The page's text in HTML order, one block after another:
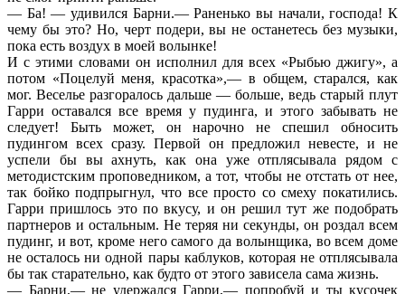
— Ба! — удивился Барни.— Раненько вы начали, господа! К
чему бы это? Но, черт подери, вы не останетесь без музыки,
пока есть воздух в моей волынке!
И с этими словами он исполнил для всех «Рыбью джигу», а
потом «Поцелуй меня, красотка»,— в общем, старался, как
мог. Веселье разгоралось дальше — больше, ведь старый плут
Гарри оставался все время у пудинга, и этого забывать не
следует! Быть может, он нарочно не спешил обносить
пудингом всех сразу. Первой он предложил невесте, и не
успели бы вы ахнуть, как она уже отплясывала рядом с
методистским проповедником, а тот, чтобы не отстать от нее,
так бойко подпрыгнул, что все просто со смеху покатились.
Гарри пришлось это по вкусу, и он решил тут же подобрать
партнеров и остальным. Не теряя ни секунды, он роздал всем
пудинг, и вот, кроме него самого да волынщика, во всем доме
не осталось ни одной пары каблуков, которая не отплясывала
бы так старательно, как будто от этого зависела сама жизнь.
— Барни,— не удержался Гарри,— попробуй и ты кусочек